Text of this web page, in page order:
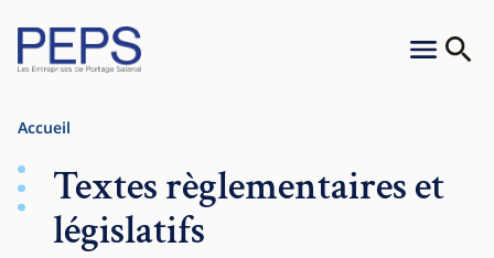
Menu
Accueil
Textes règlementaires et
législatifs